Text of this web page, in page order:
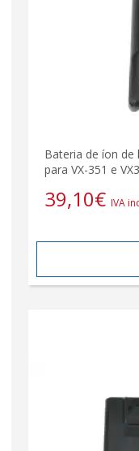
Bateria de íon de
para VX-351 e
39,10€ IVA